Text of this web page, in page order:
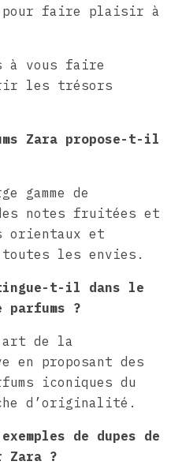
pour faire plaisir à
à vous faire
les trésors
Zara propose-t-il
gamme de
notes fruitées et
orientaux et
toutes les envies.
t-il dans le
parfums ?
de la
proposant des
iconiques du
d’originalité.
de dupes de
Zara ?